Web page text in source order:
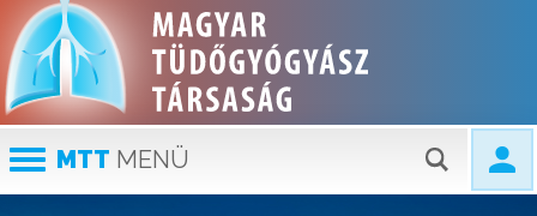
MTT MENÜ